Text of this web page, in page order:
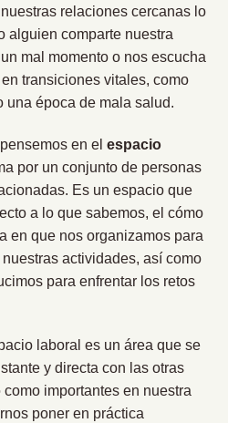
relaciones cercanas lo
alguien comparte nuestra
mal momento o nos escucha
transiciones vitales, como
una época de mala salud.
en el espacio
por un conjunto de personas
Es un espacio que
a lo que sabemos, el cómo
en que nos organizamos para
actividades, así como
para enfrentar los retos
laboral es un área que se
y directa con las otras
importantes en nuestra
poner en práctica